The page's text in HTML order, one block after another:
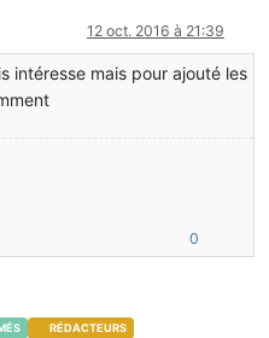
12 oct. 2016 à 21:39
intéresse mais pour ajouté les
0
RÉDACTEURS